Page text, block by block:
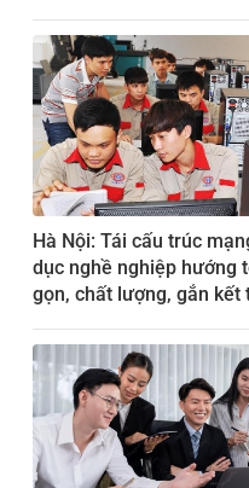
Hà Nội: Tái cấu trúc
dục nghề nghiệp hướng
gọn, chất lượng, gắn kết